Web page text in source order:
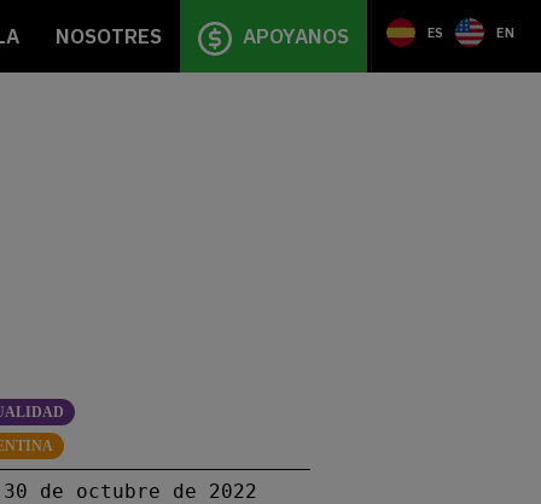
NOSOTRES APOYANOS ES EN
30 de octubre de 2022